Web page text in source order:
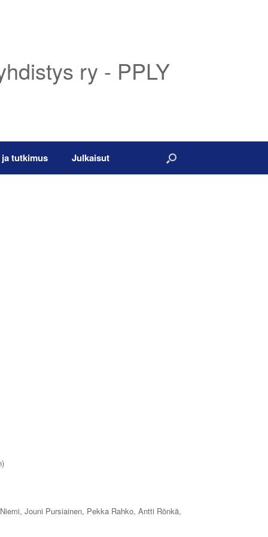
ry - PPLY
tutkimus Julkaisut
Jouni Pursiainen, Pekka Rahko, Antti Rönkä,